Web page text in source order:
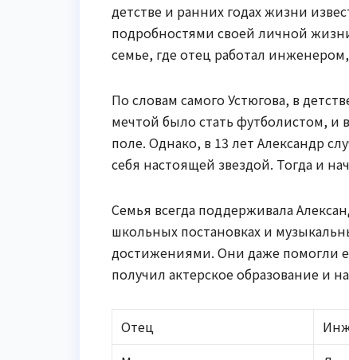
детстве и ранних годах жизни
подробностями своей личной
семье, где отец работал
По словам самого Устюгова, в
мечтой было стать футболистом, и
поле. Однако, в 13 лет Александр
себя настоящей звездой. Тогда и
Семья всегда поддерживала
школьных постановках и
достижениями. Они даже помогли
получил актерское образование и
Отец